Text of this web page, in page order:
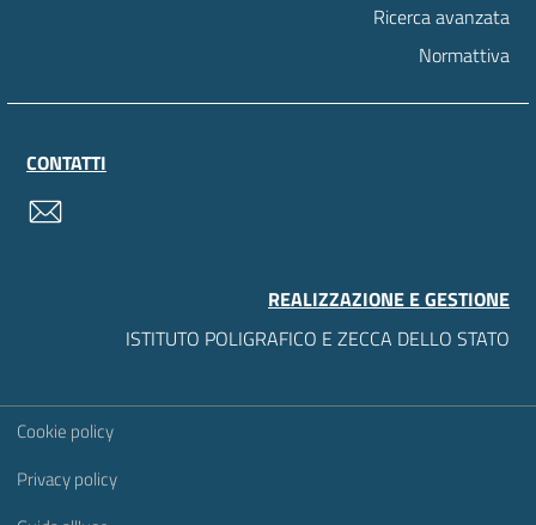
Ricerca avanzata
Normattiva
CONTATTI
REALIZZAZIONE E GESTIONE
ISTITUTO POLIGRAFICO E ZECCA DELLO STATO
Sezione Link Utili
Cookie policy
Privacy policy